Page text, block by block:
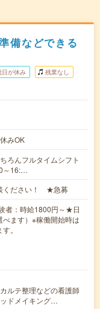
備などできる
日が休み 残業なし
みOK
ろんフルタイムシフト
～16:…
ください！ ★急募
者：時給1800円～★日
ます）※稼働開始時は
。
ルテ整理などの看護師
ドメイキング…